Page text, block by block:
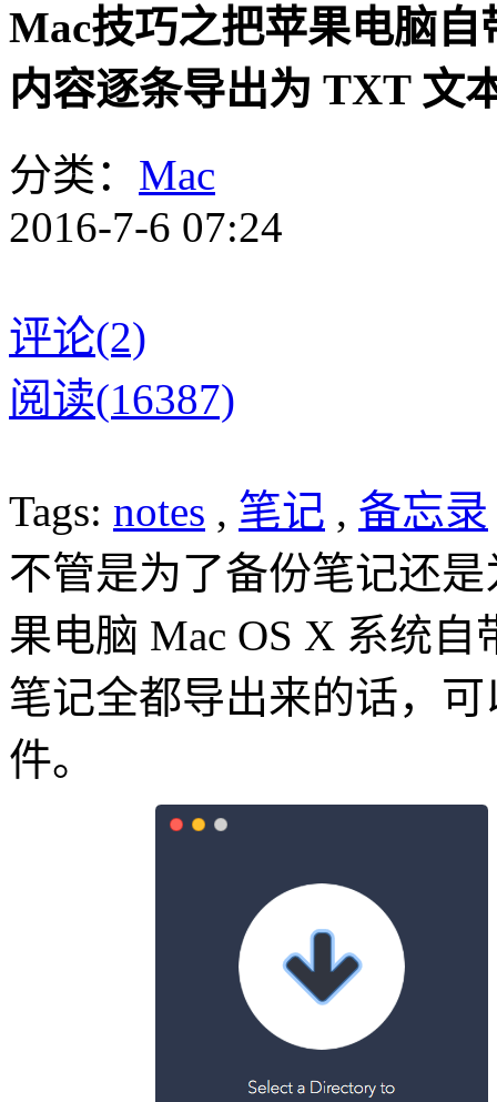
Mac技巧之把苹果电脑自
内容逐条导出为 TXT 文
分类： Mac
2016-7-6 07:24
评论(2)
阅读(16387)
Tags: notes , 笔记 , 备忘录
不管是为了备份笔记还
果电脑 Mac OS X 系统自
笔记全都导出来的话，
件。